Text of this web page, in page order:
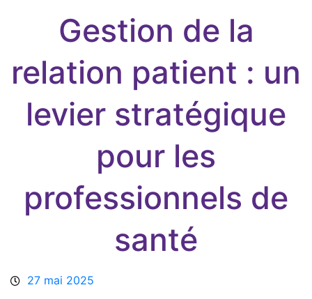
Gestion de la
relation patient : un
levier stratégique
pour les
professionnels de
santé
27 mai 2025